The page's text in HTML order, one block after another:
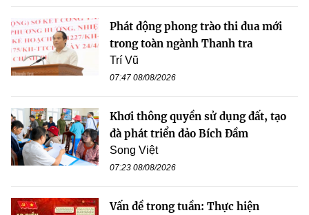
Phát động phong trào thi đua mới
trong toàn ngành Thanh tra
Trí Vũ
07:47 08/08/2026
Khơi thông quyền sử dụng đất, tạo
đà phát triển đảo Bích Đầm
Song Việt
07:23 08/08/2026
Vấn đề trong tuần: Thực hiện